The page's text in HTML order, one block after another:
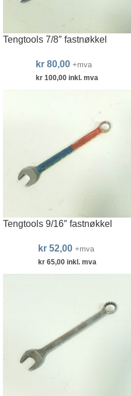
Tengtools 7/8″ fastnøkkel
kr 80,00 +mva
kr 100,00 inkl. mva
Tengtools 9/16″ fastnøkkel
kr52,00 +mva
kr65,00inkl. mva